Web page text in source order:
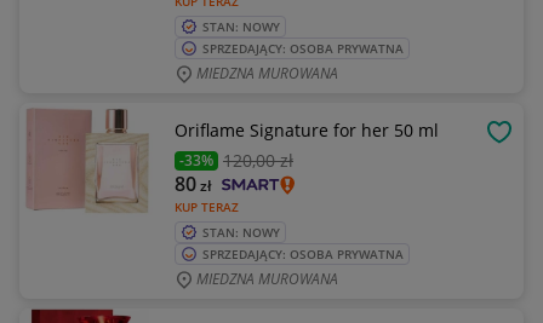
STAN: NOWY
SPRZEDAJĄCY: OSOBA PRYWATNA
MIEDZNA MUROWANA
Oriflame Signature for her 50 ml
-33% 120,00 zł
KUP TERAZ
80zł
STAN: NOWY
SPRZEDAJĄCY: OSOBA PRYWATNA
MIEDZNA MUROWANA